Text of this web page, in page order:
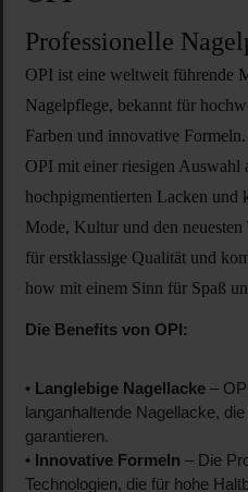
Professionelle
OPI ist eine weltweit führende
Nagelpflege, bekannt für
Farben und innovative
OPI mit einer riesigen Auswahl
hochpigmentierten Lacken
Mode, Kultur und den
für erstklassige Qualität und
how mit einem Sinn für Spaß
Die Benefits von OPI:
• Langlebige Nagellacke–
langanhaltende Nagellacke,
garantieren.
• Innovative Formeln – Die
Technologien, die für hohe